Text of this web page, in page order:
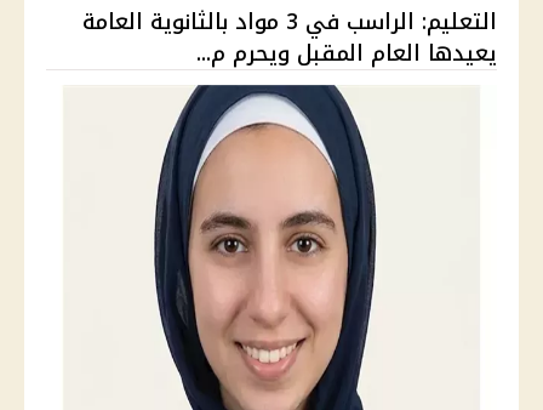
التعليم: الراسب في 3 مواد بالثانوية العامة
يعيدها العام المقبل ويحرم م...